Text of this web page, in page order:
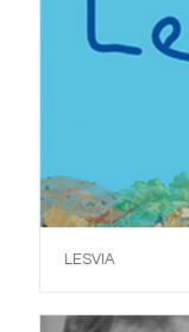
LESVIA